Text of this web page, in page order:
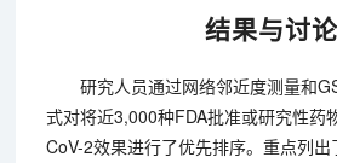
结果与讨论
研究人员通过网络邻近度测量和
式对将近3,000种FDA批准或研究性药
CoV-2效果进行了优先排序。重点列